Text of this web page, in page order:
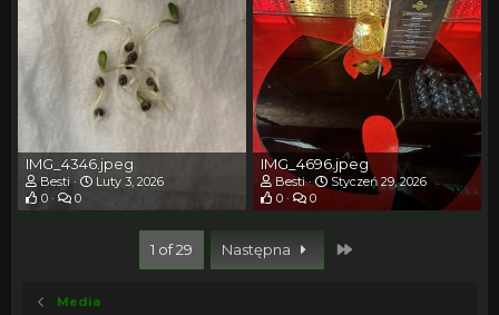
IMG_4346.jpeg
Besti
Luty 3, 2026
0
0
IMG_4696.jpeg
Besti
Styczeń 29, 2026
0
0
1 of 29 Następna
Media